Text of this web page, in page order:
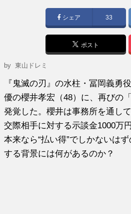
シェア 33
ポスト
by 東山ドレミ
『鬼滅の刃』の水柱・冨岡義勇
優の櫻井孝宏（48）に、再びの
発覚した。櫻井は事務所を通し
交際相手に対する示談金1000万
本来なら“払い得”でしかないは
する背景には何があるのか？